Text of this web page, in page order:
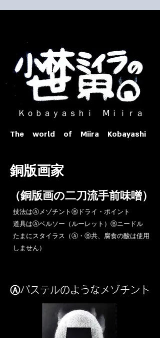
ｏｂａｙａｓｈｉ Ⅿｉｉｒａ​
The world of Miira Kobayashi
​銅版画家
​（銅版画の二刀流手前味噌）
​技法はⒶメゾチントⒷドライ・ポイント
道具はⒶベルソー（ルーレット）Ⓑニードル
​たまにスタイラス（Ⓐ・Ⓑ共、腐食の酸は使用
しません）
Ⓐパステルのようなメゾチント